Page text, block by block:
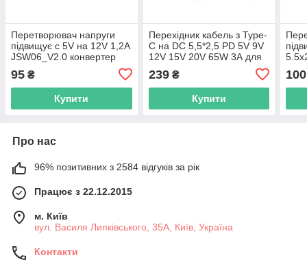
Перетворювач напруги
підвищує c 5V на 12V 1,2А
JSW06_V2.0 конвертер
95 ₴
Купити
Перехідник кабель з Type-
C на DC 5,5*2,5 PD 5V 9V
12V 15V 20V 65W 3А для
ноутбука роутера тригер
від повербанку Power
Bank
239₴
Купити
100
Про нас
96% позитивних з 2584 відгуків за рік
Працює з 22.12.2015
м. Київ
вул. Василя Липківського, 35А, Київ, Україна
Контакти